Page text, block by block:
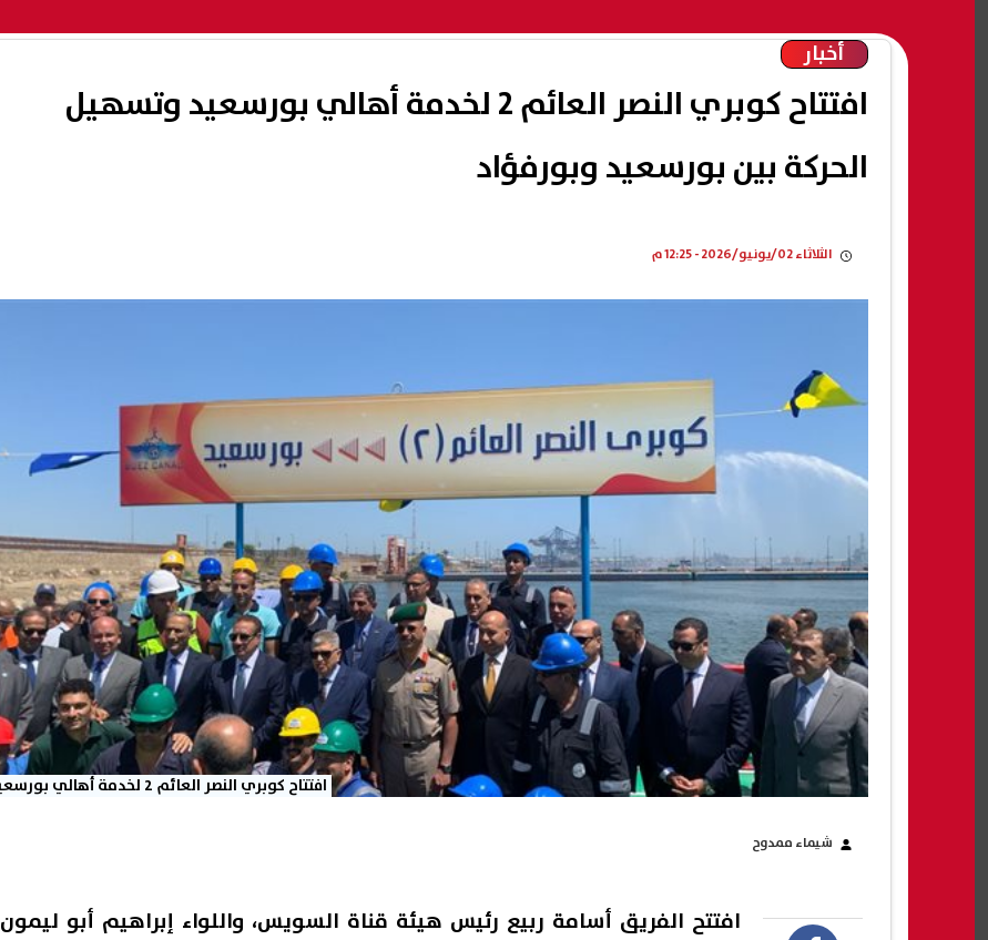
أخبار
افتتاح كوبري النصر العائم 2 لخدمة أهالي بورسعيد وتسهيل
الحركة بين بورسعيد وبورفؤاد
الثلاثاء 02/يونيو/2026 - 12:25 م
افتتاح كوبري النصر العائم 2 لخدمة أهالي بورسعيد
شيماء ممدوح
افتتح الفريق أسامة ربيع رئيس هيئة قناة السويس، واللواء إبراهيم أبو ليمون